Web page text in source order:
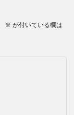
※ が付いている欄は